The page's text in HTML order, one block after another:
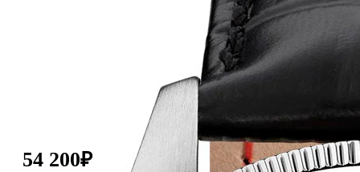
54 200₽